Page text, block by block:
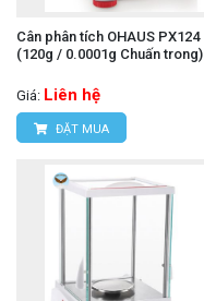
Cân phân tích OHAUS PX124
(120g / 0.0001g Chuấn trong)
Giá: Liên hệ
ĐẶT MUA